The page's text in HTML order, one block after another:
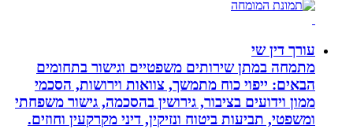
עורך דין שי
מתמחה במתן שירותים משפטיים וגישור בתחומים
הבאים: ייפוי כוח מתמשך, צוואות וירושות, הסכמי
ממון וידועים בציבור, גירושין בהסכמה, גישור משפחתי
ומשפטי, תביעות ביטוח ונזיקין, דיני מקרקעין וחוזים.